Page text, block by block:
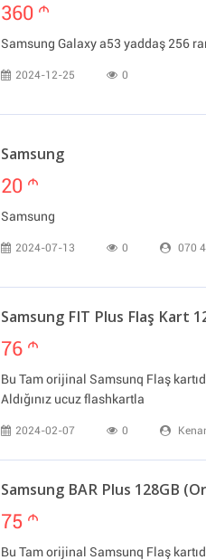
360 m
Samsung Galaxy a53 yaddaş 256
2024-12-25 0
Samsung
20 m
Samsung
2024-07-13 0 070
Samsung FIT Plus Flaş Kart
76 m
Bu Tam orijinal Samsunq Flaş
Aldığınız ucuz flashkartla
2024-02-07 0
Samsung BAR Plus 128GB
75 m
Bu Tam orijinal Samsunq Flaş